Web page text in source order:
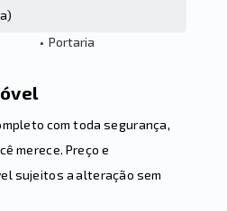
)
• Portaria
com toda segurança,
merece. Preço e
sujeitos a alteração sem